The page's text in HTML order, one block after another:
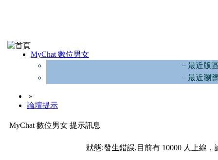
MyChat 數位男女
－最近版
－最近瀏
»
論壇提示
MyChat 數位男女 提示訊息
狀態:發生錯誤,目前有 10000 人上線